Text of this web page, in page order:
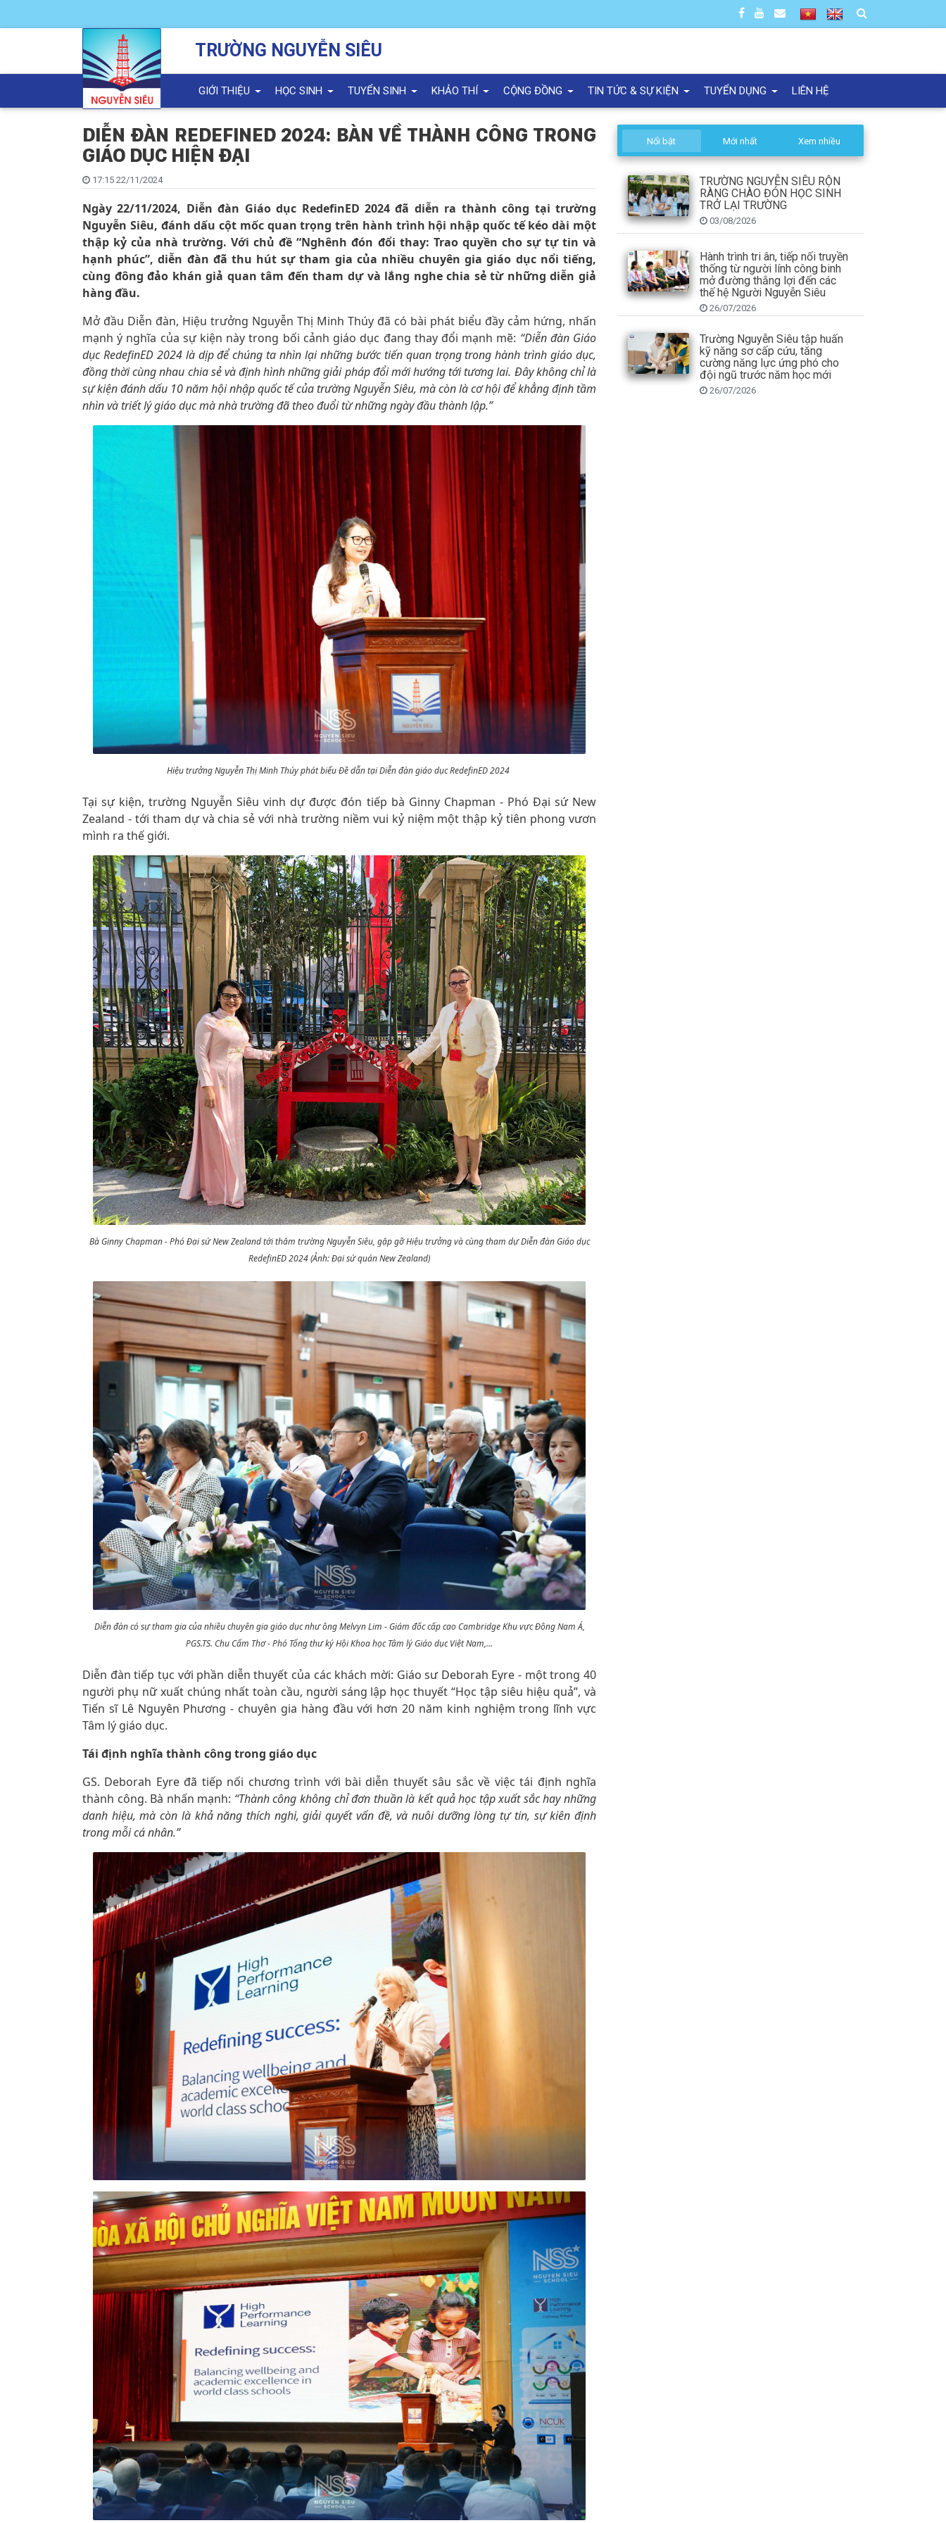
TRƯỜNG NGUYỄN SIÊU
GIỚI THIỆU HỌC SINH TUYỂN SINH KHẢO THÍ CỘNG ĐỒNG TIN TỨC & SỰ KIỆN TUYỂN DỤNG LIÊN HỆ
DIỄN ĐÀN REDEFINED 2024: BÀN VỀ THÀNH CÔNG TRONG
GIÁO DỤC HIỆN ĐẠI
17:15 22/11/2024
Ngày 22/11/2024, Diễn đàn Giáo dục RedefinED 2024 đã diễn ra thành công tại trường
Nguyễn Siêu, đánh dấu cột mốc quan trọng trên hành trình hội nhập quốc tế kéo dài một
thập kỷ của nhà trường. Với chủ đề “Nghênh đón đổi thay: Trao quyền cho sự tự tin và
hạnh phúc”, diễn đàn đã thu hút sự tham gia của nhiều chuyên gia giáo dục nổi tiếng,
cùng đông đảo khán giả quan tâm đến tham dự và lắng nghe chia sẻ từ những diễn giả
hàng đầu.
Mở đầu Diễn đàn, Hiệu trưởng Nguyễn Thị Minh Thúy đã có bài phát biểu đầy cảm hứng, nhấn
mạnh ý nghĩa của sự kiện này trong bối cảnh giáo dục đang thay đổi mạnh mẽ: “Diễn đàn Giáo
dục RedefinED 2024 là dịp để chúng ta nhìn lại những bước tiến quan trọng trong hành trình giáo dục,
đồng thời cùng nhau chia sẻ và định hình những giải pháp đổi mới hướng tới tương lai. Đây không chỉ là
sự kiện đánh dấu 10 năm hội nhập quốc tế của trường Nguyễn Siêu, mà còn là cơ hội để khẳng định tầm
nhìn và triết lý giáo dục mà nhà trường đã theo đuổi từ những ngày đầu thành lập.”
Hiệu trưởng Nguyễn Thị Minh Thúy phát biểu Đề dẫn tại Diễn đàn giáo dục RedefinED 2024
Tại sự kiện, trường Nguyễn Siêu vinh dự được đón tiếp bà Ginny Chapman - Phó Đại sứ New
Zealand - tới tham dự và chia sẻ với nhà trường niềm vui kỷ niệm một thập kỷ tiên phong vươn
mình ra thế giới.
Bà Ginny Chapman - Phó Đại sứ New Zealand tới thăm trường Nguyễn Siêu, gặp gỡ Hiệu trưởng và cùng tham dự Diễn đàn Giáo dục
RedefinED 2024 (Ảnh: Đại sứ quán New Zealand)
Diễn đàn có sự tham gia của nhiều chuyên gia giáo dục như ông Melvyn Lim - Giám đốc cấp cao Cambridge Khu vực Đông Nam Á,
PGS.TS. Chu Cẩm Thơ - Phó Tổng thư ký Hội Khoa học Tâm lý Giáo dục Việt Nam,...
Diễn đàn tiếp tục với phần diễn thuyết của các khách mời: Giáo sư Deborah Eyre - một trong 40
người phụ nữ xuất chúng nhất toàn cầu, người sáng lập học thuyết “Học tập siêu hiệu quả”, và
Tiến sĩ Lê Nguyên Phương - chuyên gia hàng đầu với hơn 20 năm kinh nghiệm trong lĩnh vực
Tâm lý giáo dục.
Tái định nghĩa thành công trong giáo dục
GS. Deborah Eyre đã tiếp nối chương trình với bài diễn thuyết sâu sắc về việc tái định nghĩa
thành công. Bà nhấn mạnh: “Thành công không chỉ đơn thuần là kết quả học tập xuất sắc hay những
danh hiệu, mà còn là khả năng thích nghi, giải quyết vấn đề, và nuôi dưỡng lòng tự tin, sự kiên định
trong mỗi cá nhân.”
Nổi bật Mới nhất Xem nhiều
TRƯỜNG NGUYỄN SIÊU RỘN
RÀNG CHÀO ĐÓN HỌC SINH
TRỞ LẠI TRƯỜNG
03/08/2026
Hành trình tri ân, tiếp nối truyền
thống từ người lính công binh
mở đường thắng lợi đến các
thế hệ Người Nguyễn Siêu
26/07/2026
Trường Nguyễn Siêu tập huấn
kỹ năng sơ cấp cứu, tăng
cường năng lực ứng phó cho
đội ngũ trước năm học mới
26/07/2026